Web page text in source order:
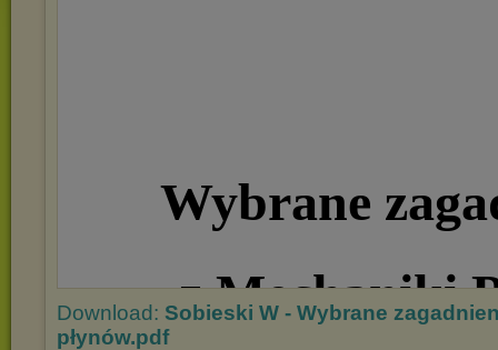
Download: Sobieski W - Wybrane
płynów.pdf